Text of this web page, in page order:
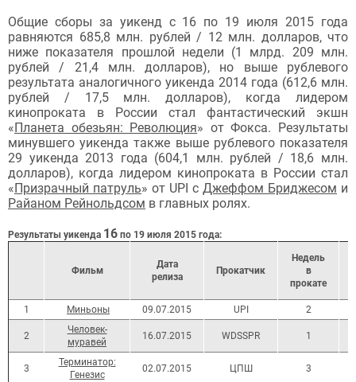
Общие сборы за уикенд с 16 по 19 июля 2015 года
равняются 685,8 млн. рублей / 12 млн. долларов, что
ниже показателя прошлой недели (1 млрд. 209 млн.
рублей / 21,4
млн. долларов), но выше рублевого
результата аналогичного уикенда 2014 года (612,6 млн.
рублей / 17,5 млн. долларов), когда лидером
кинопроката в России стал фантастический экшн
«Планета обезьян: Революция» от Фокса. Результаты
минувшего уикенда также выше рублевого показателя
29 уикенда 2013 года (604,1 млн. рублей / 18,6 млн.
долларов), когда лидером кинопроката в России стал
«Призрачный патруль» от UPI с Джеффом Бриджесом и
Райаном Рейнольдсом в главных ролях.
Результаты уикенда 16 по 19 июля 2015 года:
Фильм
Дата
релиза
Прокатчик
Недель
в
прокате
1 Миньоны 09.07.2015 UPI 2
2
Человек-
муравей
16.07.2015 WDSSPR 1
3
Терминатор:
Генезис
02.07.2015 ЦПШ 3